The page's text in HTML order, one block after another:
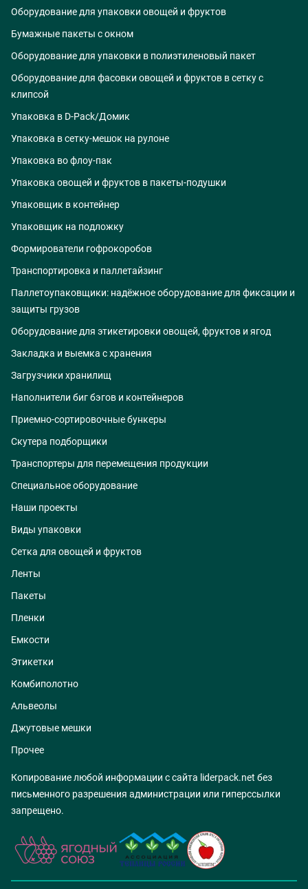
Оборудование для упаковки овощей и фруктов
Бумажные пакеты с окном
Оборудование для упаковки в полиэтиленовый пакет
Оборудование для фасовки овощей и фруктов в сетку с
клипсой
Упаковка в D-Pack/Домик
Упаковка в сетку-мешок на рулоне
Упаковка во флоу-пак
Упаковка овощей и фруктов в пакеты-подушки
Упаковщик в контейнер
Упаковщик на подложку
Формирователи гофрокоробов
Транспортировка и паллетайзинг
Паллетоупаковщики: надёжное оборудование для фиксации и
защиты грузов
Оборудование для этикетировки овощей, фруктов и ягод
Закладка и выемка с хранения
Загрузчики хранилищ
Наполнители биг бэгов и контейнеров
Приемно-сортировочные бункеры
Скутера подборщики
Транспортеры для перемещения продукции
Специальное оборудование
Наши проекты
Виды упаковки
Сетка для овощей и фруктов
Ленты
Пакеты
Пленки
Емкости
Этикетки
Комбиполотно
Альвеолы
Джутовые мешки
Прочее
Копирование любой информации с сайта liderpack.net без
письменного разрешения администрации или гиперссылки
запрещено.